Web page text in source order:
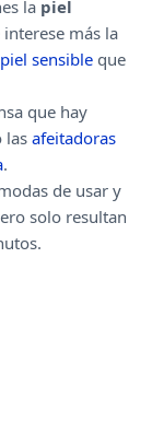
la piel
más la
sensible que
que hay
las afeitadoras
.
de usar y
solo resultan